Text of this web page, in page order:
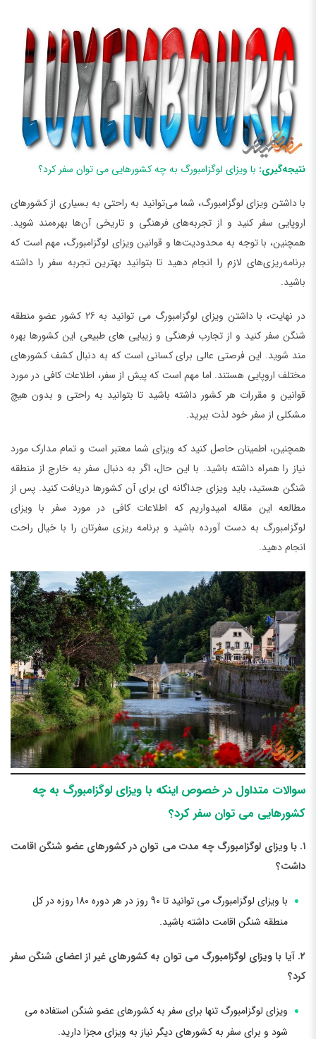
نتیجه‌گیری: با ویزای لوگزامبورگ به چه کشورهایی می توان سفر کرد؟
با داشتن ویزای لوگزامبورگ، شما می‌توانید به راحتی به بسیاری از کشورهای
اروپایی سفر کنید و از تجربه‌های فرهنگی و تاریخی آن‌ها بهره‌مند شوید.
همچنین، با توجه به محدودیت‌ها و قوانین ویزای لوگزامبورگ، مهم است که
برنامه‌ریزی‌های لازم را انجام دهید تا بتوانید بهترین تجربه سفر را داشته
باشید.
در نهایت، با داشتن ویزای لوگزامبورگ می توانید به 26 کشور عضو منطقه
شنگن سفر کنید و از تجارب فرهنگی و زیبایی های طبیعی این کشورها بهره
مند شوید. این فرصتی عالی برای کسانی است که به دنبال کشف کشورهای
مختلف اروپایی هستند. اما مهم است که پیش از سفر، اطلاعات کافی در مورد
قوانین و مقررات هر کشور داشته باشید تا بتوانید به راحتی و بدون هیچ
مشکلی از سفر خود لذت ببرید.
همچنین، اطمینان حاصل کنید که ویزای شما معتبر است و تمام مدارک مورد
نیاز را همراه داشته باشید. با این حال، اگر به دنبال سفر به خارج از منطقه
شنگن هستید، باید ویزای جداگانه ای برای آن کشورها دریافت کنید. پس از
مطالعه این مقاله امیدواریم که اطلاعات کافی در مورد سفر با ویزای
لوگزامبورگ به دست آورده باشید و برنامه ریزی سفرتان را با خیال راحت
انجام دهید.
سوالات متداول در خصوص اینکه با ویزای لوگزامبورگ به چه
کشورهایی می توان سفر کرد؟
۱. با ویزای لوگزامبورگ چه مدت می توان در کشورهای عضو شنگن اقامت
داشت؟
با ویزای لوگزامبورگ می توانید تا 90 روز در هر دوره 180 روزه در کل
منطقه شنگن اقامت داشته باشید.
۲. آیا با ویزای لوگزامبورگ می توان به کشورهای غیر از اعضای شنگن سفر
کرد؟
ویزای لوگزامبورگ تنها برای سفر به کشورهای عضو شنگن استفاده می
شود و برای سفر به کشورهای دیگر نیاز به ویزای مجزا دارید.